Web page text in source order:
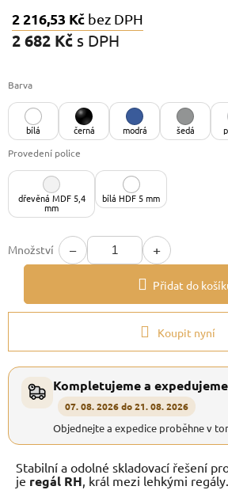
2 216,53 Kč bez DPH
2 682 Kč s DPH
Barva
bílá černá modrá šedá
Provedení police
dřevěná MDF 5,4
mm
bílá HDF 5 mm
Množství − +
Přidat do
Koupit nyní
Kompletujeme a
07. 08. 2026 do 21. 08. 2026
Objednejte a expedice proběhne v
Stabilní a odolné skladovací řešení
je regál RH , král mezi lehkými regály.